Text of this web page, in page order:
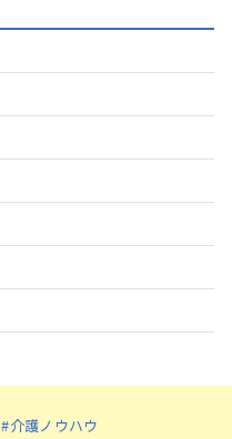
#介護ノウハウ